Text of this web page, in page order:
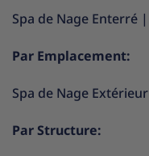
Spa de Nage Enterré |
Par Emplacement:
Spa de Nage Extérieur
Par Structure: